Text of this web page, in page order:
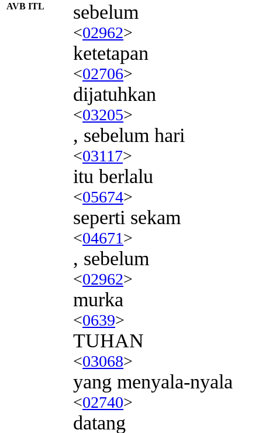
AVB ITL sebelum
<02962>
ketetapan
<02706>
dijatuhkan
<03205>
, sebelum hari
<03117>
itu berlalu
<05674>
seperti sekam
<04671>
, sebelum
<02962>
murka
<0639>
TUHAN
<03068>
yang menyala-nyala
<02740>
datang